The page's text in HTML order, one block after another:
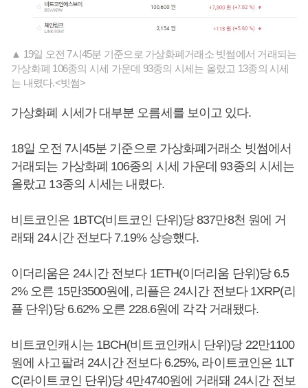
▲ 19일 오전 7시45분 기준으로 가상화폐거래소 빗썸에서 거래되는
가상화폐 106종의 시세 가운데 93종의 시세는 올랐고 13종의 시세
는 내렸다.<빗썸>
가상화폐 시세가 대부분 오름세를 보이고 있다.
18일 오전 7시45분 기준으로 가상화폐거래소 빗썸에서
거래되는 가상화폐 106종의 시세 가운데 93종의 시세는
올랐고 13종의 시세는 내렸다.
비트코인은 1BTC(비트코인 단위)당 837만8천 원에 거
래돼 24시간 전보다 7.19% 상승했다.
이더리움은 24시간 전보다 1ETH(이더리움 단위)당 6.5
2% 오른 15만3500원에, 리플은 24시간 전보다 1XRP(리
플 단위)당 6.62% 오른 228.6원에 각각 거래됐다.
비트코인캐시는 1BCH(비트코인캐시 단위)당 22만1100
원에 사고팔려 24시간 전보다 6.25%, 라이트코인은 1LT
C(라이트코인 단위)당 4만4740원에 거래돼 24시간 전보